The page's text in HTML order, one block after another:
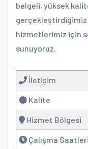
belgeli, yüksek
hizmetlerimiz için
sunuyoruz.
İletişim
Kalite
Hizmet Bölgesi
Çalışma Saatleri